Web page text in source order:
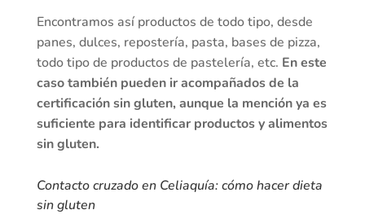
Encontramos así productos de todo tipo, desde
panes, dulces, repostería, pasta, bases de pizza,
todo tipo de productos de pastelería, etc. En este
caso también pueden ir acompañados de la
certificación sin gluten, aunque la mención ya es
suficiente para identificar productos y alimentos
sin gluten.
Contacto cruzado en Celiaquía: cómo hacer dieta
sin gluten